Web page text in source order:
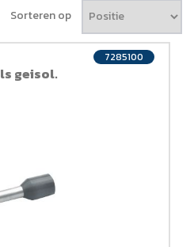
Sorteren op
geisol.
7285100